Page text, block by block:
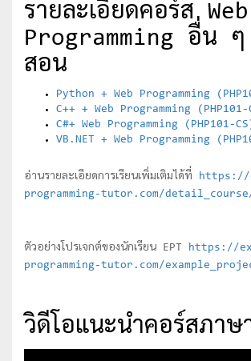
รายละเอียดคอร์ส Web
Programming อื่น ๆ
สอน
Python + Web Programming
C++ + Web Programming (PHP101-
C#+ Web Programming (PHP101-
VB.NET + Web Programming
อ่านรายละเอียดการเรียนเพิ่มเติมได้ที่ https://
programming-tutor.com/
ตัวอย่างโปรเจกต์ของนักเรียน EPT https://
programming-tutor.com/
วิดีโอแนะนำคอร์สภาษ